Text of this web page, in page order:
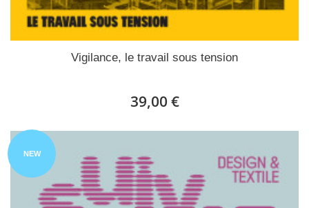
Vigilance, le travail sous tension
39,00 €
NEW